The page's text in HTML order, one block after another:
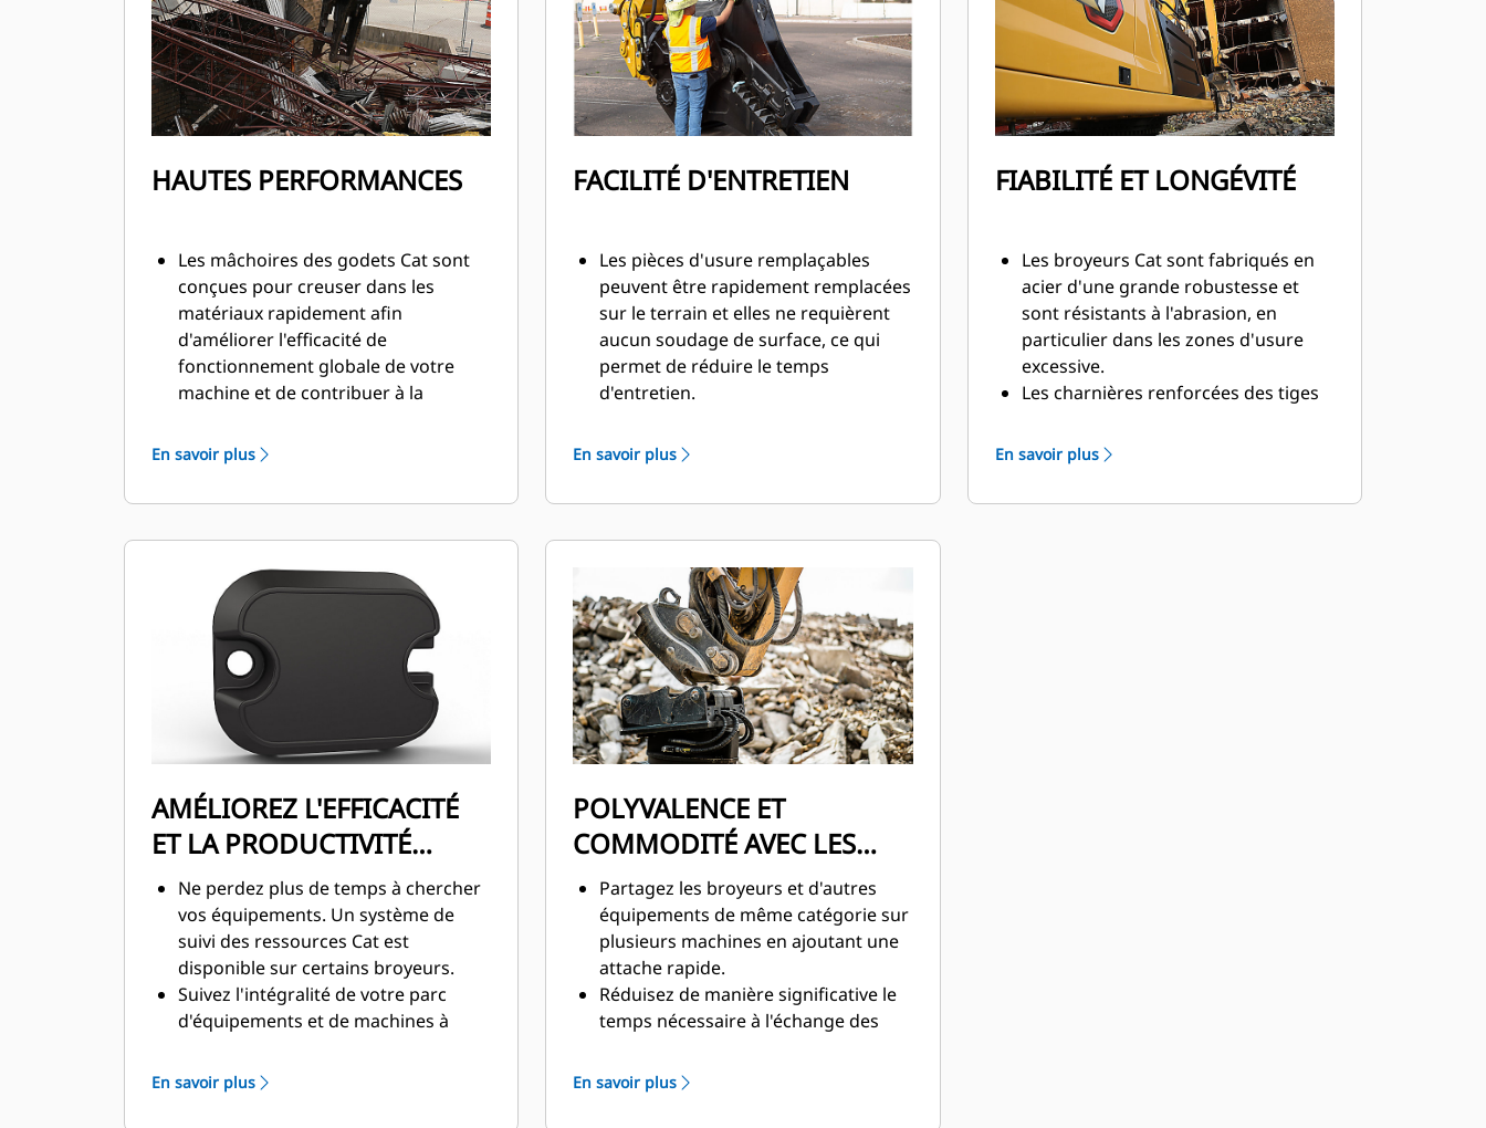
HAUTES PERFORMANCES
Les mâchoires des godets Cat sont
conçues pour creuser dans les
matériaux rapidement afin
d'améliorer l'efficacité de
fonctionnement globale de votre
machine et de contribuer à la
carburant.
Le vérin surdimensionné sur le
broyeur secondaire non rotatif
béton et de séparer les armatures.
La vanne SpeedBooster équilibre de
manière active la vitesse et la
puissance, afin d'offrir des temps de
cycle rapides et une force de
fermeture exceptionnelle,
augmentant ainsi la productivité.
En savoir plus
FACILITÉ D'ENTRETIEN
Les pièces d'usure remplaçables
peuvent être rapidement remplacées
sur le terrain et elles ne requièrent
aucun soudage de surface, ce qui
permet de réduire le temps
d'entretien.
graissage quotidiens des pièces
d'usure sont accessibles depuis le
sol, le broyeur toujours monté sur la
sécurité avec un accès facile depuis
un seul panneau d'inspection.
Les composants hydrauliques sont
protégés contre les dommages à
l'intérieur de l'enveloppe, ce qui
permet de diminuer les temps
d'arrêt sur le chantier.
En savoir plus
FIABILITÉ ET LONGÉVITÉ
Les broyeurs Cat sont fabriqués en
acier d'une grande robustesse et
sont résistants à l'abrasion, en
particulier dans les zones d'usure
excessive.
Les charnières renforcées des tiges
sont conçues pour renforcer la
durabilité et la longévité du broyeur.
La protection des vérins en forme de
En savoir plus
AMÉLIOREZ L'EFFICACITÉ
ET LA PRODUCTIVITÉ
GRÂCE AUX
TECHNOLOGIES
INTÉGRÉES
Ne perdez plus de temps à chercher
vos équipements. Un système de
suivi des ressources Cat est
disponible sur certains broyeurs.
Suivez l'intégralité de votre parc
d'équipements et de machines à
broyeurs dotés de fonctions de suivi
des ressources peuvent être
En savoir plus
POLYVALENCE ET
COMMODITÉ AVEC LES
ATTACHES
Partagez les broyeurs et d'autres
équipements de même catégorie sur
plusieurs machines en ajoutant une
attache rapide.
Réduisez de manière significative le
temps nécessaire à l'échange des
d'une attache rapide.
Les attaches rapides ajoutent un
En savoir plus